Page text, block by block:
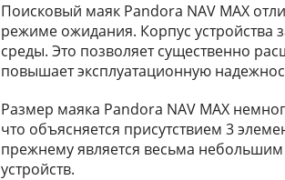
Поисковый маяк Pandora NAV MAX
режиме ожидания. Корпус
среды. Это позволяет существенно
повышает эксплуатационную
Размер маяка Pandora NAV MAX
что объясняется присутствием 3
прежнему является весьма
устройств.